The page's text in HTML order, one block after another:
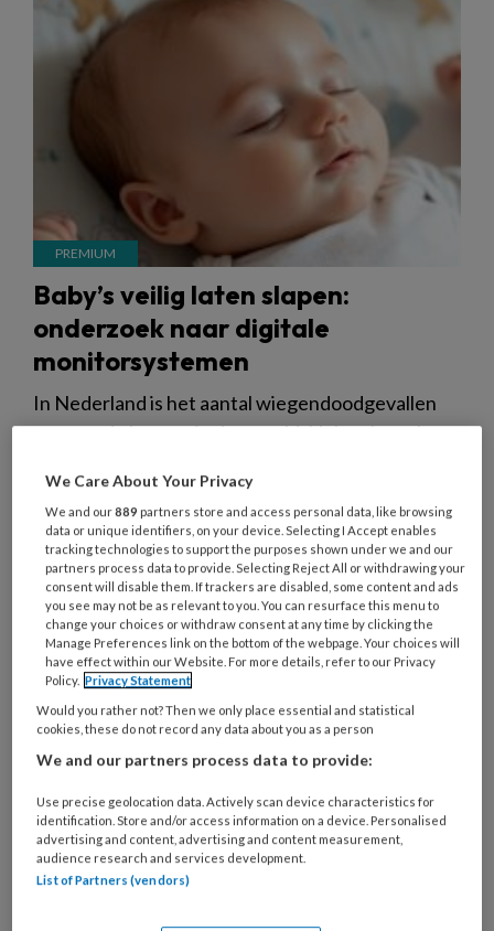
Baby’s veilig laten slapen:
onderzoek naar digitale
monitorsystemen
In Nederland is het aantal wiegendoodgevallen
een van de laagste in de wereld. Helaas komt het
kinderopvang. Het blijft daarom belangrijk baby’s
veilig te laten slapen. Onderzoekers van
Wageningen University & Research kijken daarom
naar manieren om slaap- en draaigedrag van
baby’s beter te monitoren.
KINDEROPVANG
We Care About Your Privacy
We and our889 partners store and access personal data, like browsing
data or unique identifiers, on your device. Selecting I Accept enables
tracking technologies to support the purposes shown under we and our
partners process data to provide. Selecting Reject All or withdrawing your
consent will disable them. If trackers are disabled, some content and ads
you see may not be as relevant to you. You can resurface this menu to
change your choices or withdraw consent at any time by clicking the
Manage Preferences link on the bottom of the webpage. Your choices will
have effect within our Website. For more details, refer to our Privacy
Policy. Privacy Statement
Would you rather not? Then we only place essential and statistical
cookies, these do not record any data about you as a person
We and our partners process data to provide:
Use precise geolocation data. Actively scan device characteristics for
identification. Store and/or access information on a device. Personalised
advertising and content, advertising and content measurement,
audience research and services development.
List of Partners (vendors)